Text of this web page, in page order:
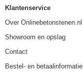
Klantenservice
Over Onlinebetonstenen.nl
Showroom en opslag
Contact
Bestel- en betaalinformatie